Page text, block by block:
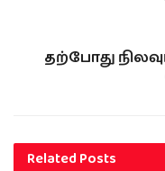
தற்போது
RelatedPosts